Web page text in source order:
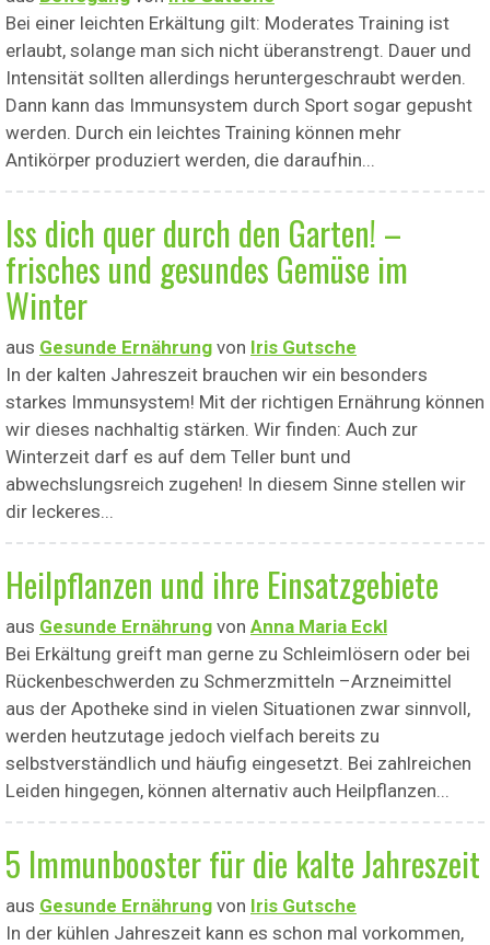
Bei einer leichten Erkältung gilt: Moderates Training ist
erlaubt, solange man sich nicht überanstrengt. Dauer und
Intensität sollten allerdings heruntergeschraubt werden.
Dann kann das Immunsystem durch Sport sogar gepusht
werden. Durch ein leichtes Training können mehr
Antikörper produziert werden, die daraufhin...
Iss dich quer durch den Garten! –
frisches und gesundes Gemüse im
Winter
aus Gesunde Ernährung von Iris Gutsche
In der kalten Jahreszeit brauchen wir ein besonders
starkes Immunsystem! Mit der richtigen Ernährung können
wir dieses nachhaltig stärken. Wir finden: Auch zur
Winterzeit darf es auf dem Teller bunt und
abwechslungsreich zugehen! In diesem Sinne stellen wir
dir leckeres...
Heilpflanzen und ihre Einsatzgebiete
aus Gesunde Ernährung von Anna Maria Eckl
Bei Erkältung greift man gerne zu Schleimlösern oder bei
Rückenbeschwerden zu Schmerzmitteln –Arzneimittel
aus der Apotheke sind in vielen Situationen zwar sinnvoll,
werden heutzutage jedoch vielfach bereits zu
selbstverständlich und häufig eingesetzt. Bei zahlreichen
Leiden hingegen, können alternativ auch Heilpflanzen...
5 Immunbooster für die kalte Jahreszeit
aus Gesunde Ernährung von Iris Gutsche
In der kühlen Jahreszeit kann es schon mal vorkommen,